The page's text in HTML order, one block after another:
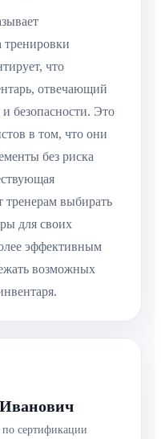
тренировки
что
отвечающий
безопасности. Это
в том, что они
без риска
тренерам выбирать
для своих
эффективным
возможных
сертификации